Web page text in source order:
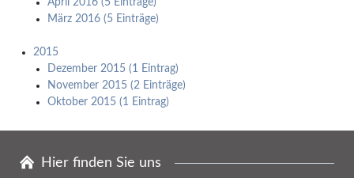
April 2016 (5 Einträge)
März 2016 (5 Einträge)
2015
Dezember 2015 (1 Eintrag)
November 2015 (2 Einträge)
Oktober 2015 (1 Eintrag)
Hier finden Sie uns